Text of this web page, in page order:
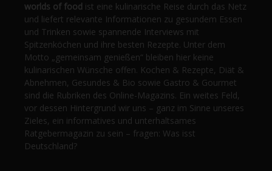
worlds of food ist eine kulinarische Reise durch das Netz
und liefert relevante Informationen zu gesundem Essen
und Trinken sowie spannende Interviews mit
Spitzenköchen und ihre besten Rezepte. Unter dem
Motto „gemeinsam genießen“ bleiben hier keine
kulinarischen Wünsche offen. Kochen & Rezepte, Diät &
Abnehmen, Gesundes & Bio sowie Gastro & Gourmet
sind die Rubriken des Online-Magazins. Ein weites Feld,
vor dessen Hintergrund wir uns – ganz im Sinne unseres
Zieles, ein informatives und unterhaltsames
Ratgebermagazin zu sein – fragen: Was isst
Deutschland?